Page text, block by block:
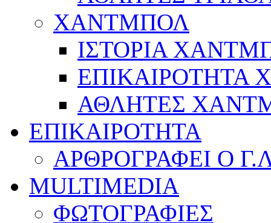
ΧΑΝΤΜΠΟΛ
ΙΣΤΟΡΙΑ
ΕΠΙΚΑΙΡΟΤΗΤΑ
ΑΘΛΗΤΕΣ
ΕΠΙΚΑΙΡΟΤΗΤΑ
ΑΡΘΡΟΓΡΑΦΕΙ Ο
MULTIMEDIA
ΦΩΤΟΓΡΑΦΙΕΣ